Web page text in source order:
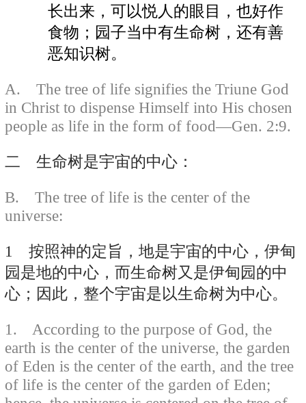
长出来，可以悦人的眼目，也好作
食物；园子当中有生命树，还有善
恶知识树。
A. The tree of life signifies the Triune God
in Christ to dispense Himself into His chosen
people as life in the form of food—Gen. 2:9.
二 生命树是宇宙的中心：
B. The tree of life is the center of the
universe:
1 按照神的定旨，地是宇宙的中心，伊甸
园是地的中心，而生命树又是伊甸园的中
心；因此，整个宇宙是以生命树为中心。
1. According to the purpose of God, the
earth is the center of the universe, the garden
of Eden is the center of the earth, and the tree
of life is the center of the garden of Eden;